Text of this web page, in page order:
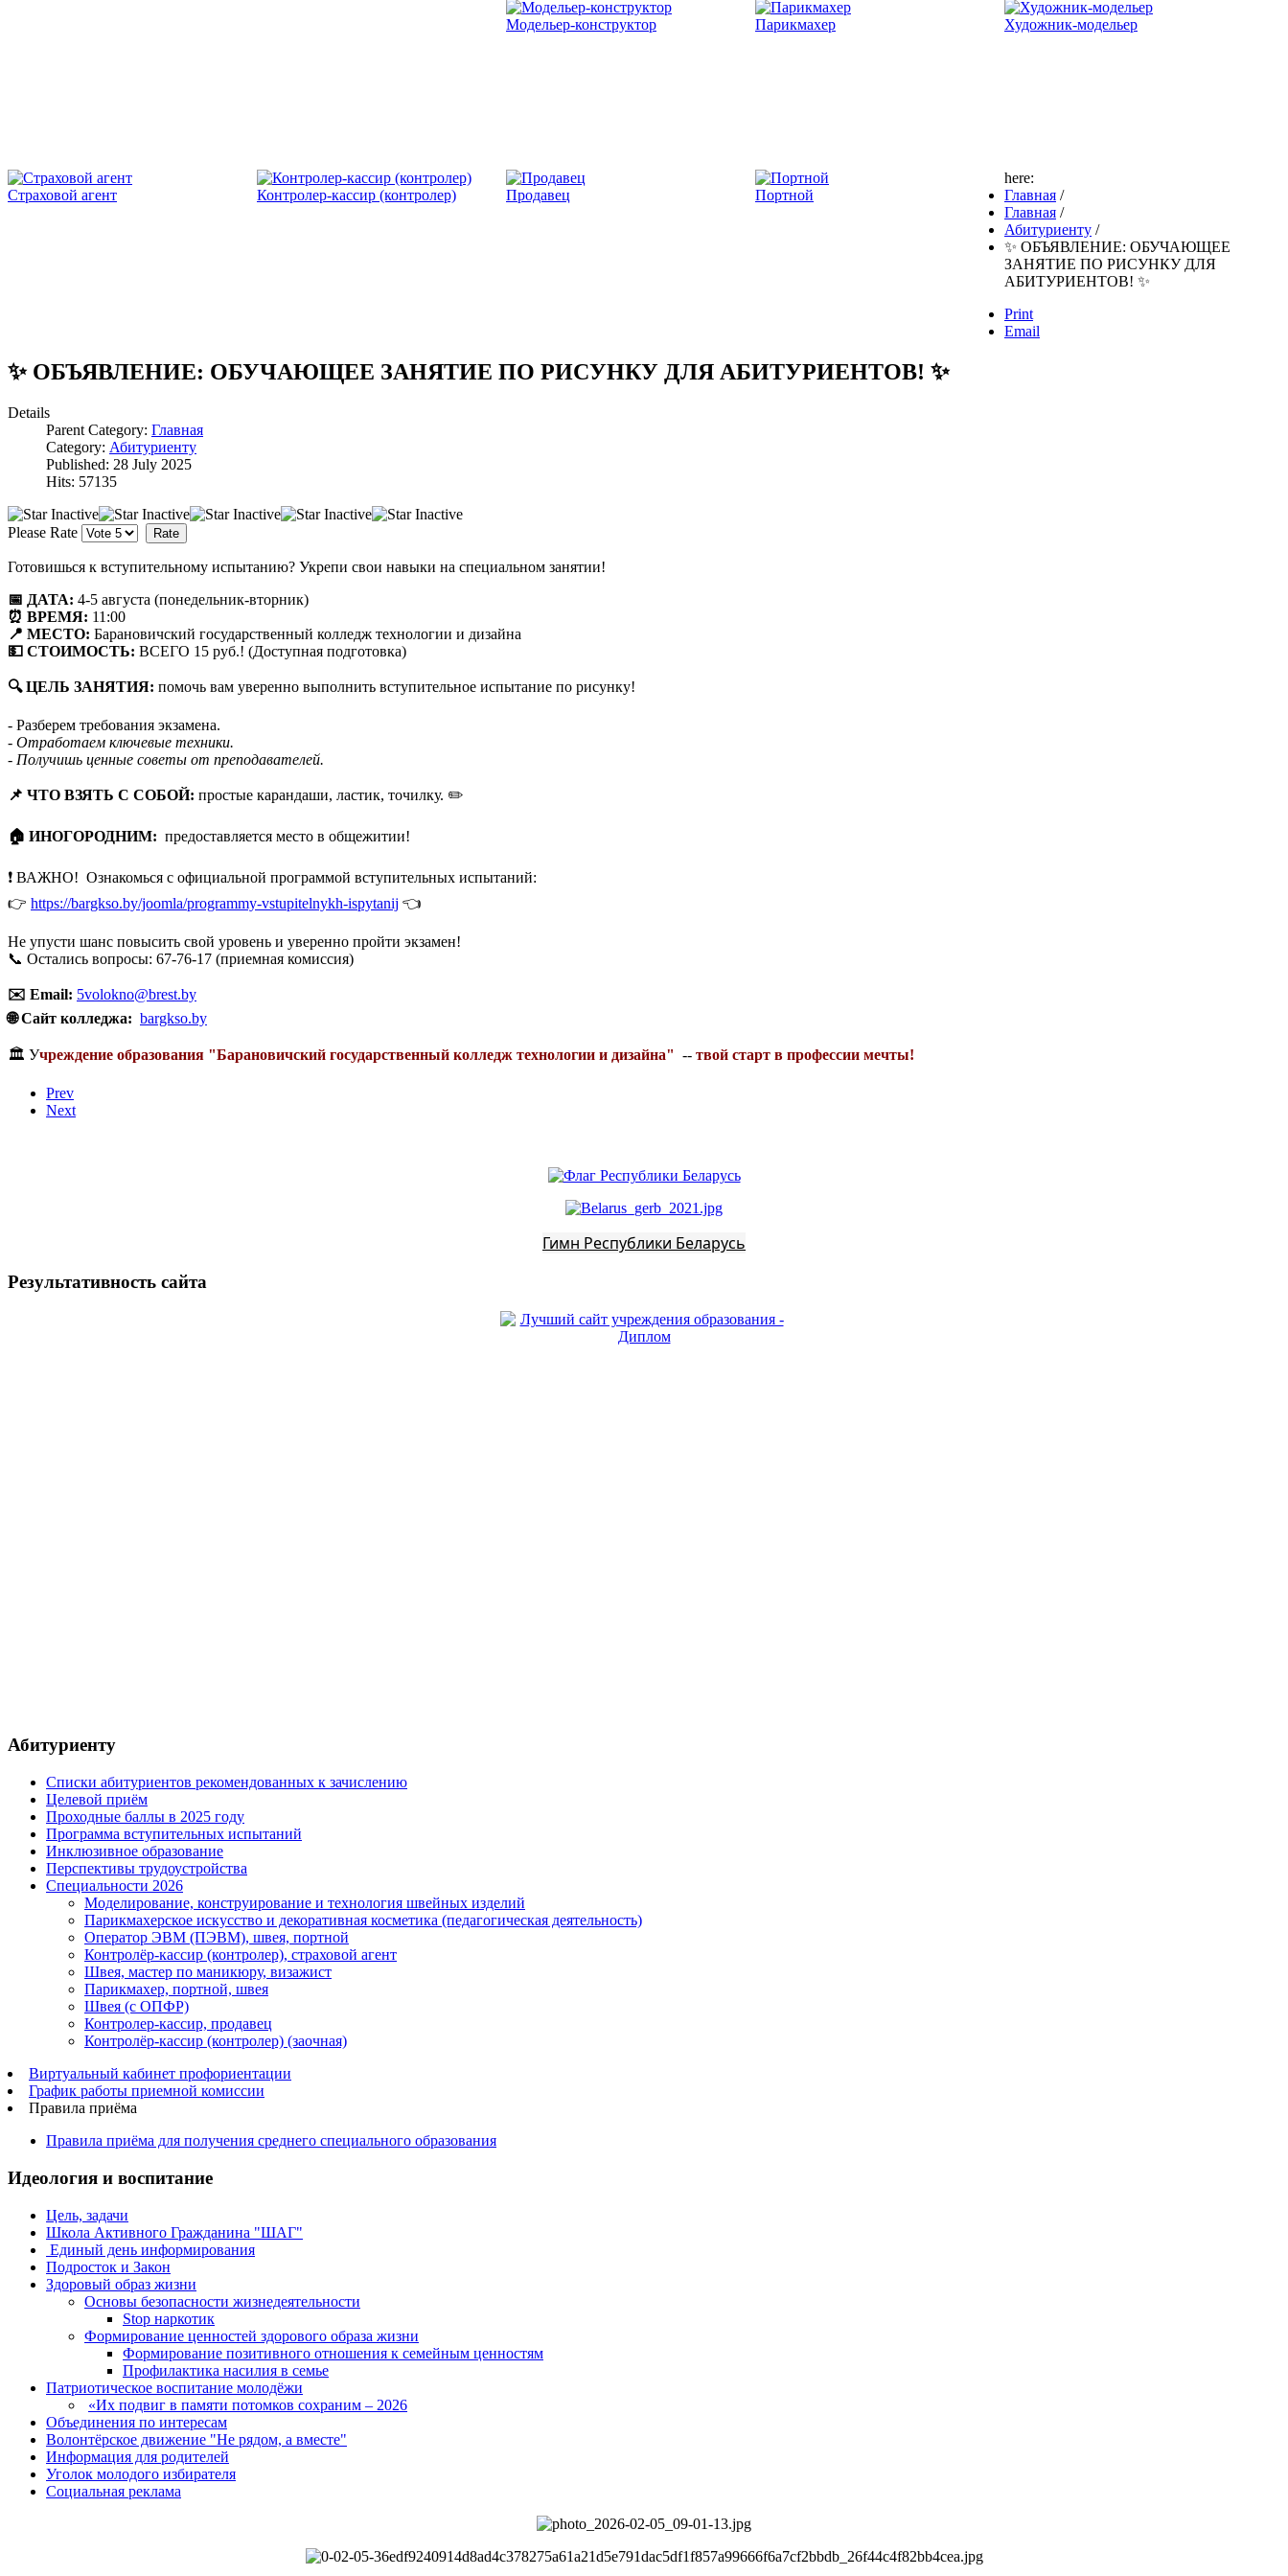
Модельер-конструктор Парикмахер Художник-модельер
Страховой агент Контролер-кассир (контролер) Продавец Портной
here:
Главная /
Главная /
Абитуриенту /
✨ ОБЪЯВЛЕНИЕ: ОБУЧАЮЩЕЕ
ЗАНЯТИЕ ПО РИСУНКУ ДЛЯ
АБИТУРИЕНТОВ! ✨
Print
Email
✨ ОБЪЯВЛЕНИЕ: ОБУЧАЮЩЕЕ ЗАНЯТИЕ ПО РИСУНКУ ДЛЯ АБИТУРИЕНТОВ! ✨
Details
Parent Category: Главная
Category: Абитуриенту
Published: 28 July 2025
Hits: 57135
Please Rate
Готовишься к вступительному испытанию? Укрепи свои навыки на специальном занятии!
📅 ДАТА: 4-5 августа (понедельник-вторник)
⏰ ВРЕМЯ: 11:00
📍 МЕСТО: Барановичский государственный колледж технологии и дизайна
💵 СТОИМОСТЬ: ВСЕГО 15 руб.! (Доступная подготовка)
🔍 ЦЕЛЬ ЗАНЯТИЯ: помочь вам уверенно выполнить вступительное испытание по рисунку!
- Разберем требования экзамена.
- Отработаем ключевые техники.
- Получишь ценные советы от преподавателей.
📌 ЧТО ВЗЯТЬ С СОБОЙ: простые карандаши, ластик, точилку. ✏️
🏠 ИНОГОРОДНИМ: предоставляется место в общежитии!
❗ ВАЖНО! Ознакомься с официальной программой вступительных испытаний:
👉 https://bargkso.by/joomla/programmy-vstupitelnykh-ispytanij 👈
Не упусти шанс повысить свой уровень и уверенно пройти экзамен!
📞 Остались вопросы: 67-76-17 (приемная комиссия)
✉️ Email: 5volokno@brest.by
🌐 Сайт колледжа: bargkso.by
🏛️ Учреждение образования "Барановичский государственный колледж технологии и дизайна" -- твой старт в профессии мечты!
Prev
Next
Гимн Республики Беларусь
Результативность сайта
Абитуриенту
Списки абитуриентов рекомендованных к зачислению
Целевой приём
Проходные баллы в 2025 году
Программа вступительных испытаний
Инклюзивное образование
Перспективы трудоустройства
Специальности 2026
Моделирование, конструирование и технология швейных изделий
Парикмахерское искусство и декоративная косметика (педагогическая деятельность)
Оператор ЭВМ (ПЭВМ), швея, портной
Контролёр-кассир (контролер), страховой агент
Швея, мастер по маникюру, визажист
Парикмахер, портной, швея
Швея (с ОПФР)
Контролер-кассир, продавец
Контролёр-кассир (контролер) (заочная)
Виртуальный кабинет профориентации
График работы приемной комиссии
Правила приёма
Правила приёма для получения среднего специального образования
Идеология и воспитание
Цель, задачи
Школа Активного Гражданина "ШАГ"
Единый день информирования
Подросток и Закон
Здоровый образ жизни
Основы безопасности жизнедеятельности
Stop наркотик
Формирование ценностей здорового образа жизни
Формирование позитивного отношения к семейным ценностям
Профилактика насилия в семье
Патриотическое воспитание молодёжи
«Их подвиг в памяти потомков сохраним – 2026
Объединения по интересам
Волонтёрское движение "Не рядом, а вместе"
Информация для родителей
Уголок молодого избирателя
Социальная реклама